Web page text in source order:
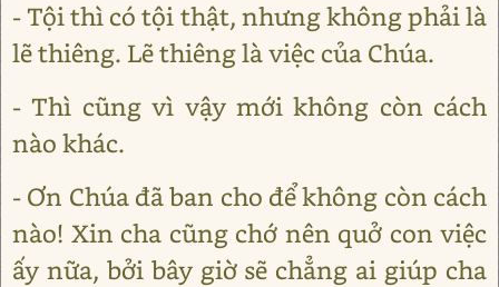
- Tội thì có tội thật, nhưng không phải là
lẽ thiêng. Lẽ thiêng là việc của Chúa.
- Thì cũng vì vậy mới không còn cách
nào khác.
- Ơn Chúa đã ban cho để không còn cách
nào! Xin cha cũng chớ nên quở con việc
ấy nữa, bởi bây giờ sẽ chẳng ai giúp cha